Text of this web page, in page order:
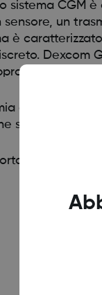
sistema CGM
sensore, un
è
Dexcom
per
e le letture
sul diabete.
più recenti,